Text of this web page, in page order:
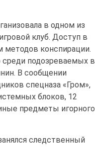
в одном из
клуб. Доступ в
методов конспирации.
среди подозреваемых в
В сообщении
спецназа «Гром»,
блоков, 12
предметы игорного
следственный